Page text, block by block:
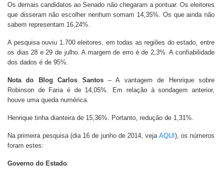
Os demais candidatos ao Senado não chegaram a pontuar. Os eleitores
que disseram não escolher nenhum somam 14,35%. Os que ainda não
sabem representam 16,24%.
A pesquisa ouviu 1.700 eleitores, em todas as regiões do estado, entre
os dias 28 e 29 de julho. A margem de erro é de 2,3%. A confiabilidade
dos dados é de 95%.
Nota do Blog Carlos Santos– A vantagem de Henrique sobre
Robinson de Faria é de 14,05%. Em relação à sondagem anterior,
houve uma queda numérica.
Henrique tinha dianteira de 15,36%. Portanto, redução de 1,31%.
Na primeira pesquisa (dia 16 de junho de 2014, veja AQUI ), os números
foram estes:
Governo do Estado: